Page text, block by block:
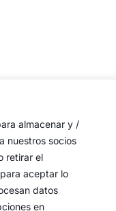
almacenar y /
nuestros socios
retirar el
aceptar lo
datos
en